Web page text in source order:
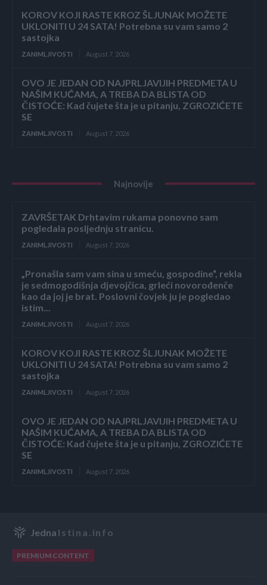
KOROV KOJI RASTE KROZ ŠLJUNAK MOŽETE
UKLONITI U 24 SATA! Potrebna su vam samo 2
sastojka
ZANIMLJIVOSTI August 7, 2026
OVO JE JEDAN OD NAJPRLJAVIJIH PREDMETA U
NAŠIM KUĆAMA, A TREBA DA BLISTA OD
ČISTOĆE: Kad čujete šta je u pitanju, ZGROZIĆETE
SE
ZANIMLJIVOSTI August 7, 2026
Najnovije
ZAVRŠETAK Drhtavim rukama ponovno sam
pogledala posljednju stranicu.
ZANIMLJIVOSTI August 7, 2026
„Pronašla sam vam sina u smeću, gospodine“, rekla
je sedmogodišnja djevojčica, grleći novorođenče
kao da joj je brat. Poslovni čovjek ju je pogledao
istim...
ZANIMLJIVOSTI August 7, 2026
KOROV KOJI RASTE KROZ ŠLJUNAK MOŽETE
UKLONITI U 24 SATA! Potrebna su vam samo 2
sastojka
ZANIMLJIVOSTI August 7, 2026
OVO JE JEDAN OD NAJPRLJAVIJIH PREDMETA U
NAŠIM KUĆAMA, A TREBA DA BLISTA OD
ČISTOĆE: Kad čujete šta je u pitanju, ZGROZIĆETE
SE
ZANIMLJIVOSTI August 7, 2026
Jedna Istina.info
PREMIUM CONTENT